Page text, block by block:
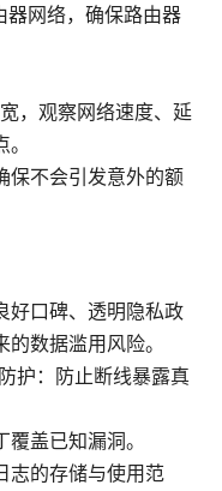
网络，确保路由器
，观察网络速度、延
保不会引发意外的额
好口碑、透明隐私政
数据滥用风险。
护：防止断线暴露真
盖已知漏洞。
志的存储与使用范